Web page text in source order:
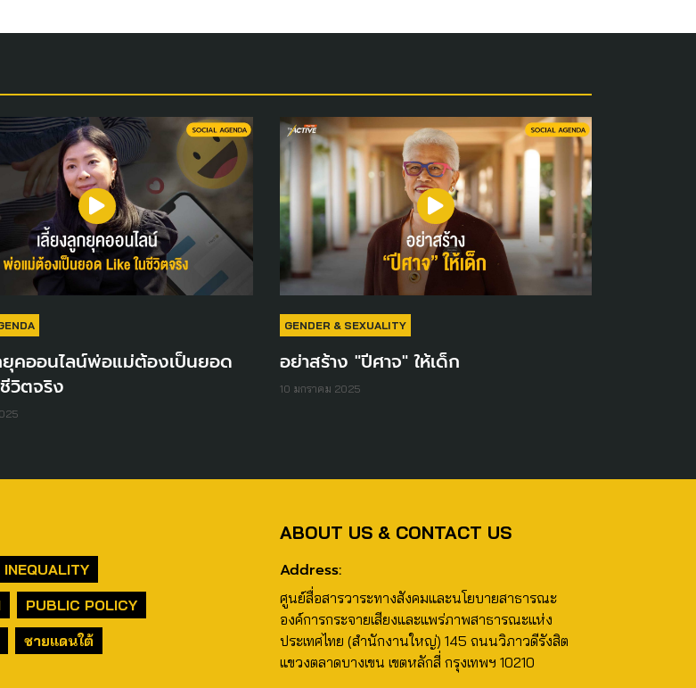
ยุคออนไลน์พ่อแม่ต้องเป็นยอด
วิตจริง
GENDER & SEXUALITY
อย่าสร้าง "ปีศาจ" ให้เด็ก
10 มกราคม 2025
INEQUALITY
PUBLIC POLICY
ชายแดนใต้
ABOUT US & CONTACT US
Address:
ศูนย์สื่อสารวาระทางสังคมและนโยบายสาธารณะ
องค์การกระจายเสียงและแพร่ภาพสาธารณะแห่ง
ประเทศไทย (สำนักงานใหญ่) 145 ถนนวิภาวดีรังสิต
แขวงตลาดบางเขน เขตหลักสี่ กรุงเทพฯ 10210